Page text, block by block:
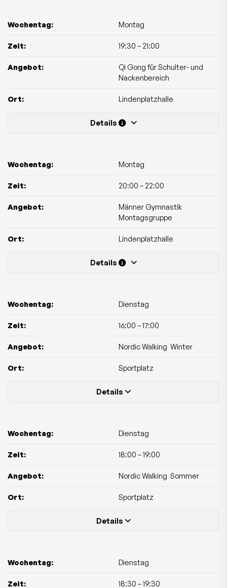
Wochentag: Montag
Zeit: 19:30 – 21:00
Angebot:
Qi Gong für Schulter- und
Nackenbereich
Ort: Lindenplatzhalle
Details
Wochentag: Montag
Zeit: 20:00 – 22:00
Angebot:
Männer Gymnastik
Montagsgruppe
Ort: Lindenplatzhalle
Details
Wochentag: Dienstag
Zeit: 16:00 –17:00
Angebot: Nordic Walking  Winter
Ort: Sportplatz
Details
Wochentag: Dienstag
Zeit: 18:00 –19:00
Angebot: Nordic Walking  Sommer
Ort: Sportplatz
Details
Wochentag: Dienstag
Zeit: 18:30 –19:30